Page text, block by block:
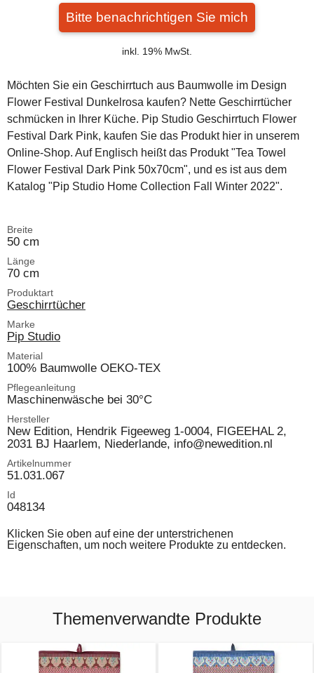
Bitte benachrichtigen Sie mich
inkl. 19% MwSt.
Möchten Sie ein Geschirrtuch aus Baumwolle im Design
Flower Festival Dunkelrosa kaufen? Nette Geschirrtücher
schmücken in Ihrer Küche. Pip Studio Geschirrtuch Flower
Festival Dark Pink, kaufen Sie das Produkt hier in unserem
Online-Shop. Auf Englisch heißt das Produkt "Tea Towel
Flower Festival Dark Pink 50x70cm", und es ist aus dem
Katalog "Pip Studio Home Collection Fall Winter 2022".
Breite
50 cm
Länge
70 cm
Produktart
Geschirrtücher
Marke
Pip Studio
Material
100% Baumwolle OEKO-TEX
Pflegeanleitung
Maschinenwäsche bei 30°C
Hersteller
New Edition, Hendrik Figeeweg 1-0004, FIGEEHAL 2,
2031 BJ Haarlem, Niederlande, info@newedition.nl
Artikelnummer
51.031.067
Id
048134
Klicken Sie oben auf eine der unterstrichenen
Eigenschaften, um noch weitere Produkte zu entdecken.
Themenverwandte Produkte